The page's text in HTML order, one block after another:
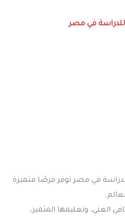
في مصر
في مصر توفر فرصًا متميزة
الغني، وتعليمها المتميز،